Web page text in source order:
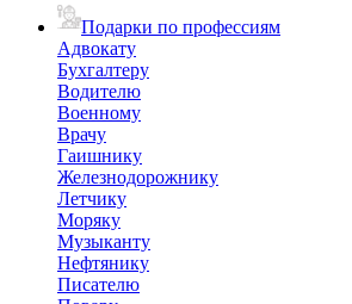
Подарки по профессиям
Адвокату
Бухгалтеру
Водителю
Военному
Врачу
Гаишнику
Железнодорожнику
Летчику
Моряку
Музыканту
Нефтянику
Писателю